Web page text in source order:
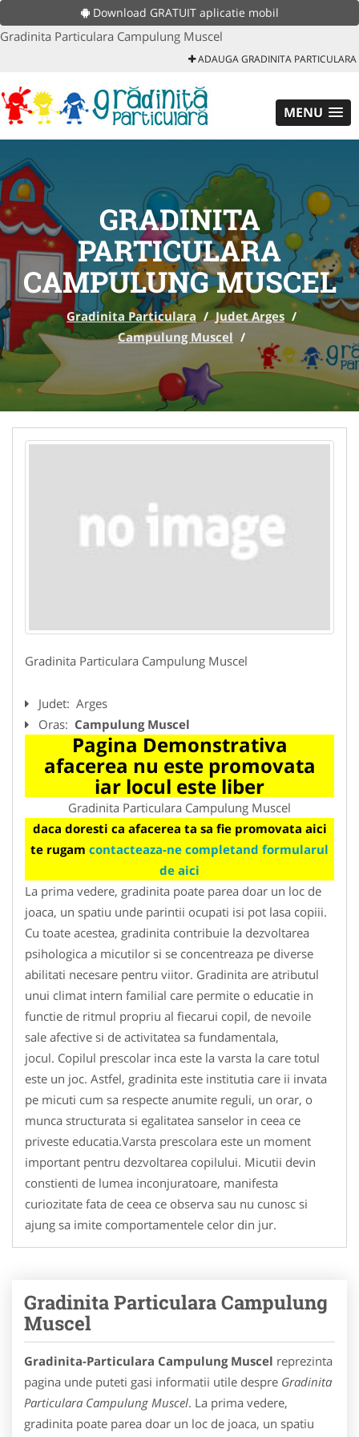
Download GRATUIT aplicatie mobil
Gradinita Particulara Campulung Muscel
ADAUGA GRADINITA PARTICULARA
MENU
GRADINITA
PARTICULARA
CAMPULUNG MUSCEL
Gradinita Particulara / Judet Arges /
Campulung Muscel /
Gradinita Particulara Campulung Muscel
Judet: Arges
Oras: Campulung Muscel
Pagina Demonstrativa
afacerea nu este promovata
iar locul este liber
Gradinita Particulara Campulung Muscel
daca doresti ca afacerea ta sa fie promovata aici
te rugam contacteaza-ne completand formularul
de aici
La prima vedere, gradinita poate parea doar un loc de
joaca, un spatiu unde parintii ocupati isi pot lasa copiii.
Cu toate acestea, gradinita contribuie la dezvoltarea
psihologica a micutilor si se concentreaza pe diverse
abilitati necesare pentru viitor. Gradinita are atributul
unui climat intern familial care permite o educatie in
functie de ritmul propriu al fiecarui copil, de nevoile
sale afective si de activitatea sa fundamentala,
jocul. Copilul prescolar inca este la varsta la care totul
este un joc. Astfel, gradinita este institutia care ii invata
pe micuti cum sa respecte anumite reguli, un orar, o
munca structurata si egalitatea sanselor in ceea ce
priveste educatia.Varsta prescolara este un moment
important pentru dezvoltarea copilului. Micutii devin
constienti de lumea inconjuratoare, manifesta
curiozitate fata de ceea ce observa sau nu cunosc si
ajung sa imite comportamentele celor din jur.
Gradinita Particulara Campulung
Muscel
Gradinita-Particulara Campulung Muscel reprezinta
pagina unde puteti gasi informatii utile despre Gradinita
Particulara Campulung Muscel. La prima vedere,
gradinita poate parea doar un loc de joaca, un spatiu